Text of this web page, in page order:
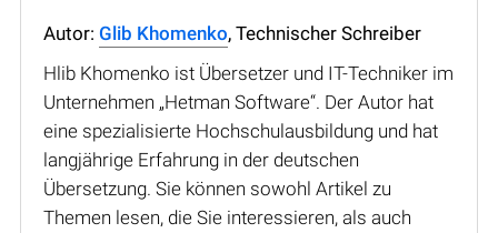
Autor: Glib Khomenko, Technischer Schreiber
Hlib Khomenko ist Übersetzer und IT-Techniker im
Unternehmen „Hetman Software“. Der Autor hat
eine spezialisierte Hochschulausbildung und hat
langjährige Erfahrung in der deutschen
Übersetzung. Sie können sowohl Artikel zu
Themen lesen, die Sie interessieren, als auch